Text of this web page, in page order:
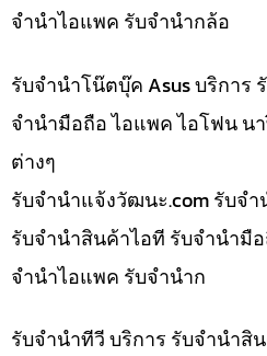
จำนำไอแพค รับจำนำกล้อ
รับจำนำโน๊ตบุ๊ค Asus บริการ
จำนำมือถือ ไอแพค ไอโฟน น
ต่างๆ
รับจํานําแจ้งวัฒนะ.com รับจ
รับจำนำสินค้าไอที รับจำนำมื
จำนำไอแพค รับจำนำก
รับจำนำทีวี บริการ รับจำนำสิ